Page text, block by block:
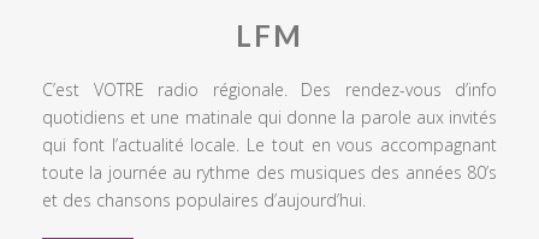
LFM
C’est VOTRE radio régionale. Des rendez-vous d’info
quotidiens et une matinale qui donne la parole aux invités
qui font l’actualité locale. Le tout en vous accompagnant
toute la journée au rythme des musiques des années 80’s
et des chansons populaires d’aujourd’hui.